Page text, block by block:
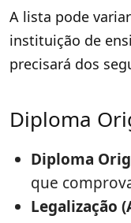
A lista pode
instituição de
precisará dos
Diploma
Diploma
que
Legalização